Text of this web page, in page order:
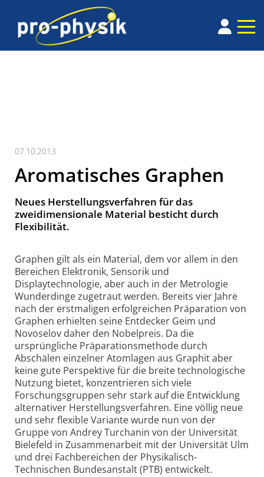
07.10.2013
Aromatisches Graphen
Neues Herstellungsverfahren für das
zweidimensionale Material besticht durch
Flexibilität.
Graphen gilt als ein Material, dem vor allem in den
Bereichen Elektronik, Sensorik und
Displaytechnologie, aber auch in der Metrologie
Wunderdinge zugetraut werden. Bereits vier Jahre
nach der erstmaligen erfolgreichen Präparation von
Graphen erhielten seine Entdecker Geim und
Novoselov daher den Nobelpreis. Da die
ursprüngliche Präparationsmethode durch
Abschälen einzelner Atomlagen aus Graphit aber
keine gute Perspektive für die breite technologische
Nutzung bietet, konzentrieren sich viele
Forschungsgruppen sehr stark auf die Entwicklung
alternativer Herstellungsverfahren. Eine völlig neue
und sehr flexible Variante wurde nun von der
Gruppe von Andrey Turchanin von der Universität
Bielefeld in Zusammenarbeit mit der Universität Ulm
und drei Fachbereichen der Physikalisch-
Technischen Bundesanstalt (PTB) entwickelt.